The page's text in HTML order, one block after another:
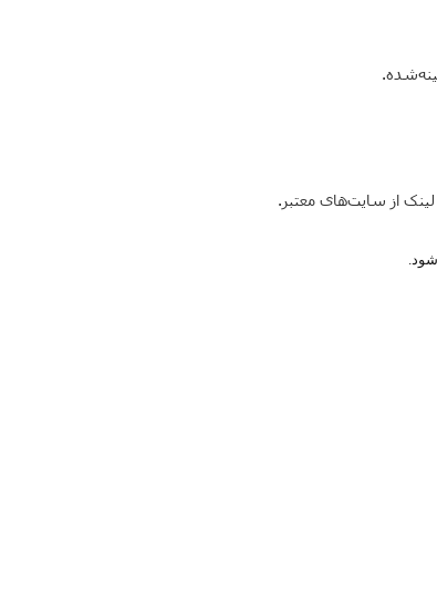
از سایت‌های معتبر.